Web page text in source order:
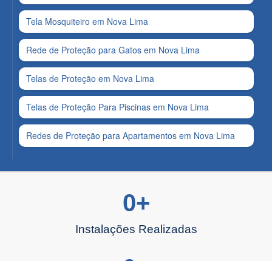
Tela Mosquiteiro em Nova Lima
Rede de Proteção para Gatos em Nova Lima
Telas de Proteção em Nova Lima
Telas de Proteção Para Piscinas em Nova Lima
Redes de Proteção para Apartamentos em Nova Lima
Instalações Realizadas
0+